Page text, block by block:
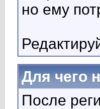
но ему
Для чего
После